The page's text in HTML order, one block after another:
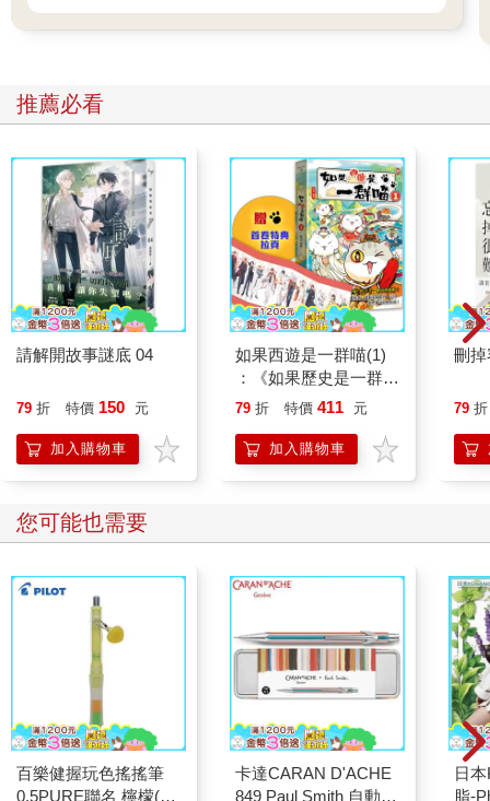
「妳昨天晚上到哪裡去了？」
「艾希利昨天晚上打來找妳。」
我低頭看著地面，想編個故事瞞過他們，但總覺得這次的心境不
太一樣。媽媽又問：「寶貝，妳脖子上那個是什麼？」我聽得一
頭霧水，轉身面向衣櫃牆上的鏡子，脖子左側有個紫色草莓。
「艾莉克絲，妳跟誰上床了嗎？」我媽的聲音高了一些。
我深吸一口氣，話就這麼說了出來：「媽，我喜歡女生。這個草
莓是一個女生種的，我喜歡女生。」連我都沒想到，自己的聲音
竟然會如此堅定。一片沉默之後，我聽見媽媽尖叫地說：「啊，
天哪！」爸爸什麼也沒說，只是低頭看著木板地面。
媽媽不斷尖叫，並且大哭了起來，我默默從她身旁走過，回到自
己的房間，思考下一步該怎麼做。幾分鐘後，我的手機在衣櫃上
嗡嗡作響。住在亞利桑那州的姐姐打電話給我：
「出了什麼事嗎？媽媽剛才打電話給我，她整個人變得歇斯底
里。」
「我都跟她說了。」
「什麼叫作妳都跟她說了？」
「我跟媽說我喜歡女生。」
我聽見電話的那一頭，傳來嬰兒哭泣的聲音。我可以感覺到她的
血壓下降，嬰兒哭得越來越大聲，但她還是保持冷靜。她深吸一
口氣說：「好，沒關係。我們會想辦法解決，妳不會有事的。」
推薦必看
請解開故事謎底 04
79 折 特價 150 元
加入購物車
如果西遊是一群喵(1)
：《如果歷史是一群
喵》作者最新力作，附
79 折 特價 411 元
加入購物車
刪
79 折
您可能也需要
百樂健握玩色搖搖筆
0.5PURE聯名 檸檬(限
卡達CARAN D'ACHE
849 Paul Smith 自動鉛
日
脂-